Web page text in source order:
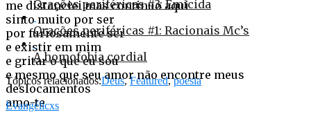
me distanciei mas continuo aqui
sinto muito por ser
por furiosamente ser
e existir em mim
e gritar o que eu sou
e mesmo que seu amor não encontre meus
deslocamentos
amo-te
Orações periféricas #3: Emicida
Orações periféricas #1: Racionais Mc’s
A homofobia cordial
Tópicos relacionados:Deus,Featured,poesia
Evangélicxs